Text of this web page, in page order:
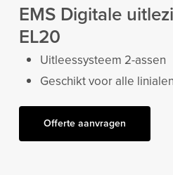
EMS Digitale
EL20
Uitleessysteem 2-assen
Geschikt voor alle
Offerte aanvragen